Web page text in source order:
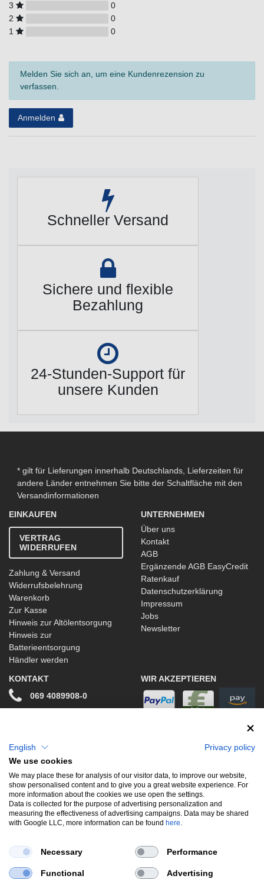
3
0
2
0
1
0
Melden Sie sich an, um eine Kundenrezension zu
verfassen.
Anmelden
Schneller Versand
Sichere und flexible
Bezahlung
24-Stunden-Support für
unsere Kunden
* gilt für Lieferungen innerhalb Deutschlands, Lieferzeiten für
andere Länder entnehmen Sie bitte der Schaltfläche mit den
Versandinformationen
EINKAUFEN
VERTRAG
WIDERRUFEN
Zahlung & Versand
Widerrufsbelehrung
Warenkorb
Zur Kasse
Hinweis zur Altölentsorgung
Hinweis zur
Batterieentsorgung
Händler werden
UNTERNEHMEN
Über uns
Kontakt
AGB
Ergänzende AGB EasyCredit
Ratenkauf
Datenschutzerklärung
Impressum
Jobs
Newsletter
KONTAKT
069 4089908-0
Facebook
Instagram
WIR AKZEPTIEREN
UNSERE BELIEBTESTEN PRODUKTE
English
Privacy policy
We use cookies
We may place these for analysis of our visitor data, to improve our website,
show personalised content and to give you a great website experience. For
more information about the cookies we use open the settings.
Data is collected for the purpose of advertising personalization and
measuring the effectiveness of advertising campaigns. Data may be shared
with Google LLC, more information can be found here.
Necessary Performance
Functional Advertising